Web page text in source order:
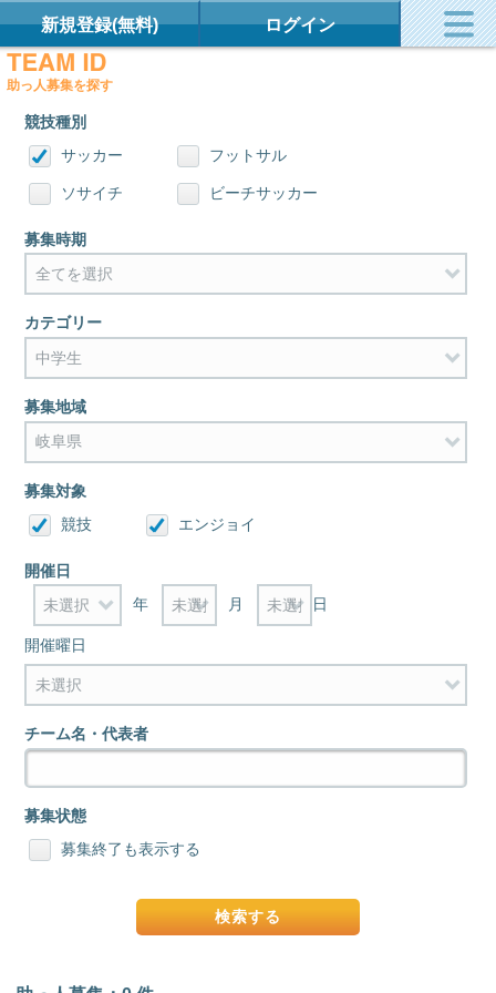
新規登録(無料) ログイン
助っ人募集を探す
競技種別
サッカー
フットサル
ソサイチ ビーチサッカー
募集時期
カテゴリー
募集地域
募集対象
競技
エンジョイ
開催日
年
月 日
開催曜日
チーム名・代表者
募集状態
募集終了も表示する